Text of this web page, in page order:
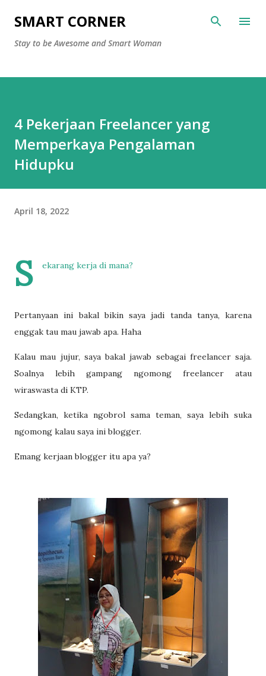
Langsung ke konten utama
SMART CORNER
Stay to be Awesome and Smart Woman
4 Pekerjaan Freelancer yang
Memperkaya Pengalaman
Hidupku
April 18, 2022
S ekarang kerja di mana?
Pertanyaan ini bakal bikin saya jadi tanda tanya, karena
enggak tau mau jawab apa. Haha
Kalau mau jujur, saya bakal jawab sebagai freelancer saja.
Soalnya lebih gampang ngomong freelancer atau
wiraswasta di KTP.
Sedangkan, ketika ngobrol sama teman, saya lebih suka
ngomong kalau saya ini blogger.
Emang kerjaan blogger itu apa ya?